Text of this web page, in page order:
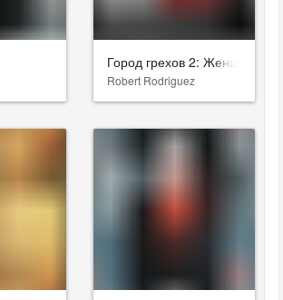
Город грехов 2: Женщина,
Robert Rodriguez